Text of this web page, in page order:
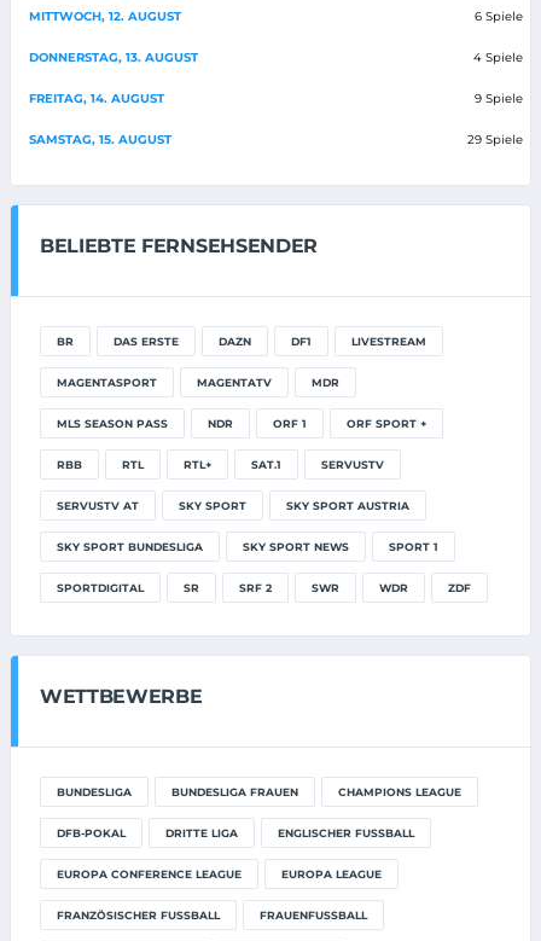
MITTWOCH, 12. AUGUST 6 Spiele
DONNERSTAG, 13. AUGUST 4 Spiele
FREITAG, 14. AUGUST 9 Spiele
SAMSTAG, 15. AUGUST 29 Spiele
BELIEBTE FERNSEHSENDER
BR DAS ERSTE DAZN DF1 LIVESTREAM
MAGENTASPORT MAGENTATV MDR
MLS SEASON PASS NDR ORF 1 ORF SPORT +
RBB RTL RTL+ SAT.1 SERVUSTV
SERVUSTV AT SKY SPORT SKY SPORT AUSTRIA
SKY SPORT BUNDESLIGA SKY SPORT NEWS SPORT 1
SPORTDIGITAL SR SRF 2 SWR WDR ZDF
WETTBEWERBE
BUNDESLIGA BUNDESLIGA FRAUEN CHAMPIONS LEAGUE
DFB-POKAL DRITTE LIGA ENGLISCHER FUSSBALL
EUROPA CONFERENCE LEAGUE EUROPA LEAGUE
FRANZÖSISCHER FUSSBALL FRAUENFUSSBALL